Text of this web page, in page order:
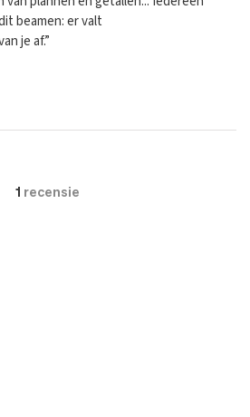
beamen: er valt
je af.”
1 recensie